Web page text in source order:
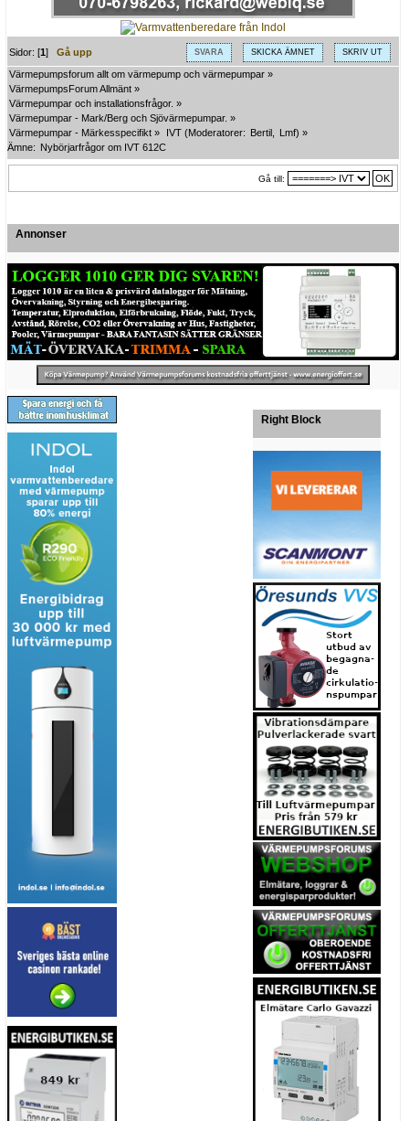
SVARA SKICKA ÄMNET SKRIV UT
Sidor: [1]Gå upp
Värmepumpsforum allt om värmepump och värmepumpar »
VärmepumpsForum Allmänt »
Värmepumpar och installationsfrågor. »
Värmepumpar - Mark/Berg och Sjövärmepumpar. »
Värmepumpar - Märkesspecifikt » IVT (Moderatorer: Bertil Lmf) »
Ämne: Nybörjarfrågor om IVT 612C
Gå till:
Annonser
Right Block